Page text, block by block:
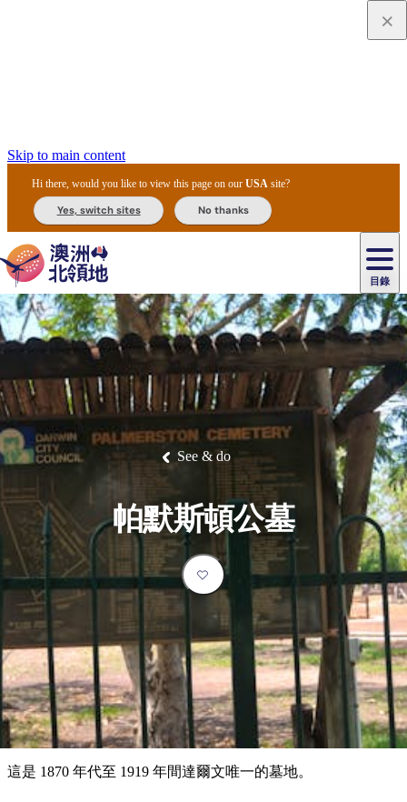
Skip to main content
Hi there, would you like to view this page on ourUSA site?
Yes, switch sites No thanks
目錄
主
目
錄
必
訪
點
最
歡
迎
目
的
地
內
陸
和
戶
外
達
爾
愛
麗
斯
魯
卡
卡
杜
國
公
園
李
治
菲
國
公
園
瓦
塔
國
家
公
園
提
維
群
島
東
阿
姆
地
塔
卡
溫
泉
池
特
米
魯
國
家
公
卡
卡
魔
大
石
馬
古
布
奧
查
/
麥
克
唐
家
公
園
必
玩
活
動
體
旅
客
類
型
推
薦
榜
單
住
民
文
化
體
美
食
攻
節
慶
活
戶
外
探
險
自
然
和
生
植
物
史
與
文
物
釣
魚
豪
旅
游
營
豪
華
野
營
自
駕
規
劃
和
預
訂
實
用
資
訊
住
導
覽
租
車
和
交
工
See & do
帕默斯頓公墓
這是 1870 年代至 1919 年間達爾文唯一的墓地。